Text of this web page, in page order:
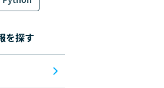
を探す